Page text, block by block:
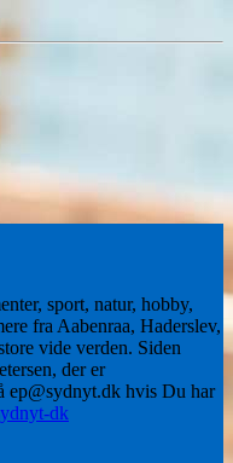
sport, natur, hobby,
fra Aabenraa, Haderslev,
vide verden. Siden
der er
ep@sydnyt.dk hvis Du har
dk